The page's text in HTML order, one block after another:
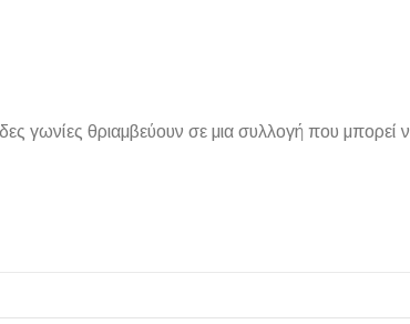
ΔΕΣ ΤΟ
γωνίες θριαμβεύουν σε μια συλλογή που μπορεί